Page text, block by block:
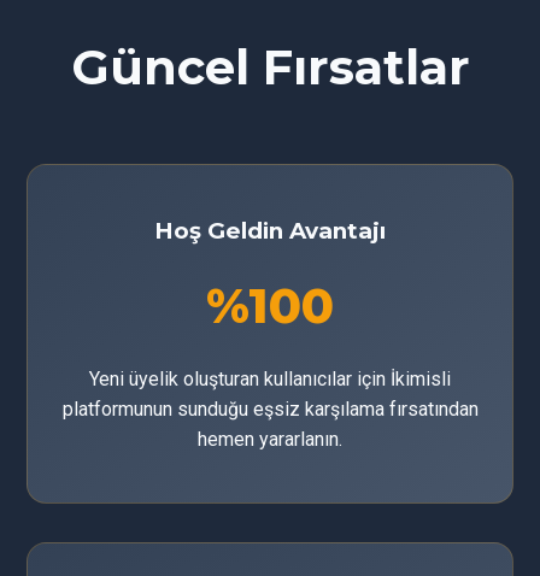
Güncel Fırsatlar
Hoş Geldin Avantajı
%100
Yeni üyelik oluşturan kullanıcılar için İkimisli
platformunun sunduğu eşsiz karşılama fırsatından
hemen yararlanın.